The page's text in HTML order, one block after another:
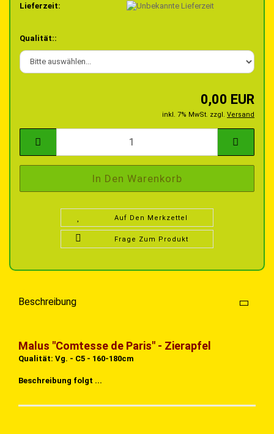
Lieferzeit:
Qualität::
0,00 EUR
inkl. 7% MwSt. zzgl. Versand
Auf Den Merkzettel
Frage Zum Produkt
Beschreibung
Malus "Comtesse de Paris" - Zierapfel
Qualität: Vg. - C5 - 160-180cm
Beschreibung folgt ...